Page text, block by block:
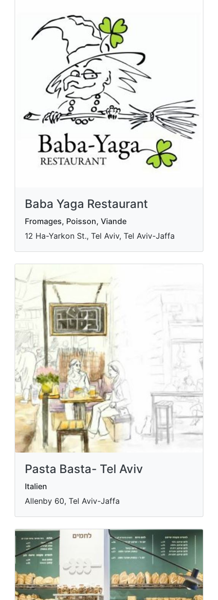
Baba Yaga Restaurant
Fromages, Poisson, Viande
12 Ha-Yarkon St., Tel Aviv, Tel Aviv-Jaffa
Pasta Basta- Tel Aviv
Italien
Allenby 60, Tel Aviv-Jaffa